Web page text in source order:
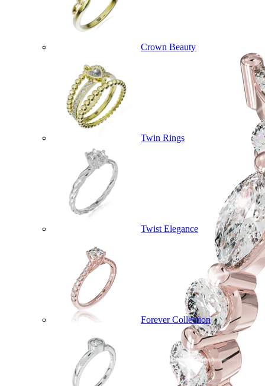
Crown Beauty
Twin Rings
Twist Elegance
Forever Collection